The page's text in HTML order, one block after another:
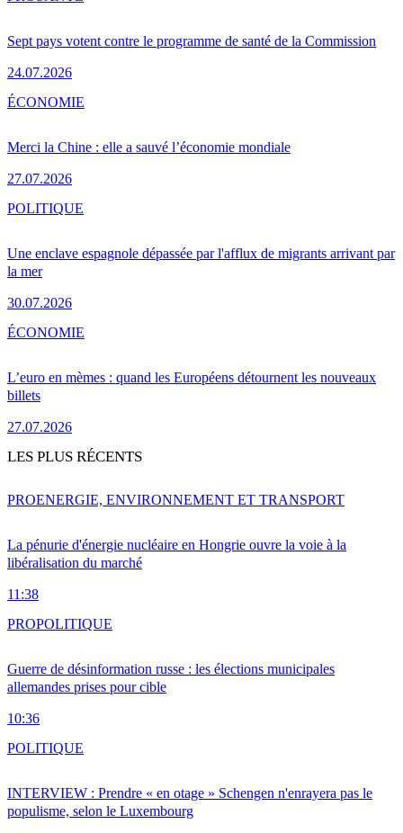
Sept pays votent contre le programme de santé de la Commission
24.07.2026
Merci la Chine : elle a sauvé l’économie mondiale
27.07.2026
ÉCONOMIE
Une enclave espagnole dépassée par l'afflux de migrants arrivant par
la mer
30.07.2026
POLITIQUE
L’euro en mèmes : quand les Européens détournent les nouveaux
billets
27.07.2026
ÉCONOMIE
LES PLUS RÉCENTS
La pénurie d'énergie nucléaire en Hongrie ouvre la voie à la
libéralisation du marché
11:38
PROENERGIE, ENVIRONNEMENT ET TRANSPORT
Guerre de désinformation russe : les élections municipales
allemandes prises pour cible
10:36
PROPOLITIQUE
INTERVIEW : Prendre « en otage » Schengen n'enrayera pas le
populisme, selon le Luxembourg
POLITIQUE